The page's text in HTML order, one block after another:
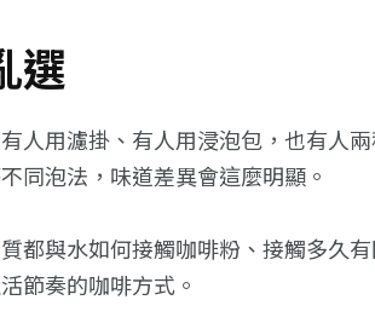
選
人用濾掛、有人用浸泡包，也有人
同泡法，味道差異會這麼明顯。
都與水如何接觸咖啡粉、接觸多久
節奏的咖啡方式。